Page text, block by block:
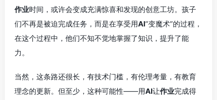
作业时间，或许会变成充满惊喜和发现的创意工坊。孩子
们不再是被迫完成任务，而是在享受用AI“变魔术”的过程，
在这个过程中，他们不知不觉地掌握了知识，提升了能
力。
当然，这条路还很长，有技术门槛，有伦理考量，有教育
理念的更新。但至少，这种可能性——用AI让作业完成得